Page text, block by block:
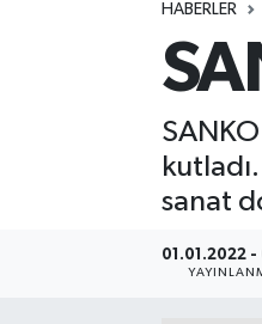
HABERLER
sanat
01.01.2022 -
HABERLER